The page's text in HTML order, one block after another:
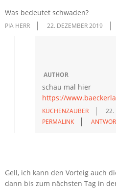
Was bedeutet schwaden?
PIA HERR 22. DEZEMBER 2019
AUTHOR
schau mal hier
https://
KÜCHENZAUBER
22.
PERMALINK
Gell, ich kann den Vorteig auch
dann bis zum nächsten Tag in